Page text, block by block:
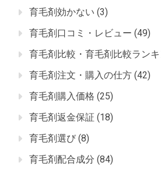
育毛剤効かない (3)
育毛剤口コミ・レビュー (49)
育毛剤比較・育毛剤比較ラン
育毛剤注文・購入の仕方 (42)
育毛剤購入価格 (25)
育毛剤返金保証 (18)
育毛剤選び (8)
育毛剤配合成分 (84)